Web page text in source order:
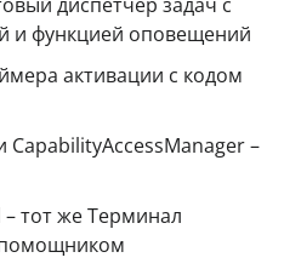
и функцией оповещений
активации с кодом
CapabilityAccessManager –
тот же Терминал